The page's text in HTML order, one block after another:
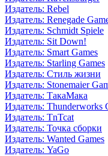
Издатель: Rebel
Издатель: Renegade
Издатель: Schmidt Spiele
Издатель: Sit Down!
Издатель: Smart Games
Издатель: Starling Games
Издатель: Стиль жизни
Издатель: Stonemaier
Издатель: ТакаМака
Издатель: Thunderworks
Издатель: TnTcat
Издатель: Точка сборки
Издатель: Wanted Games
Издатель: YaGo